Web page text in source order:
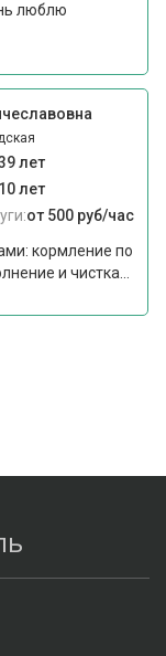
люблю
лет
лет
от 500 руб/час
кормление по
и чистка...